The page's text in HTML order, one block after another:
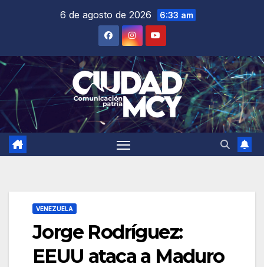
6 de agosto de 2026 6:33 am
VENEZUELA
Jorge Rodríguez:
EEUU ataca a Maduro